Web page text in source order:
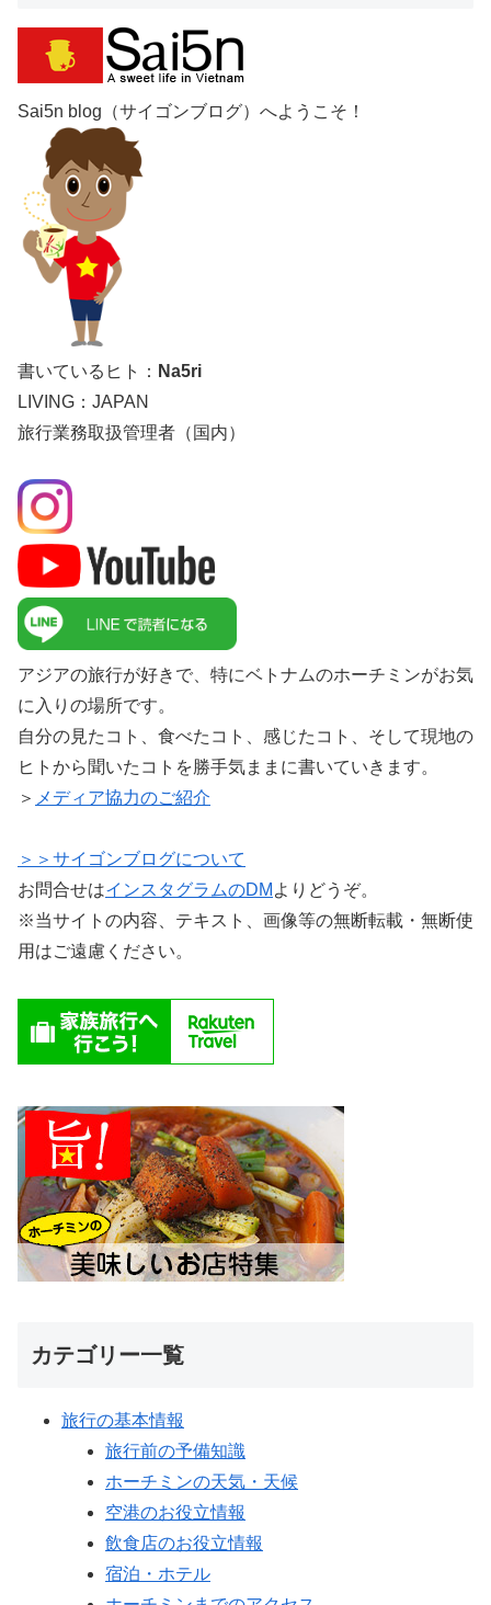
Sai5n blog（サイゴンブログ）へようこそ！
書いているヒト： Na5ri
LIVING：JAPAN
旅行業務取扱管理者（国内）
アジアの旅行が好きで、特にベトナムのホーチミンがお気
に入りの場所です。
自分の見たコト、食べたコト、感じたコト、そして現地の
ヒトから聞いたコトを勝手気ままに書いていきます。
＞ メディア協力のご紹介
＞＞サイゴンブログについて
お問合せはインスタグラムのDM よりどうぞ。
※当サイトの内容、テキスト、画像等の無断転載・無断使
用はご遠慮ください。
カテゴリー一覧
旅行の基本情報
旅行前の予備知識
ホーチミンの天気・天候
空港のお役立情報
飲食店のお役立情報
宿泊・ホテル